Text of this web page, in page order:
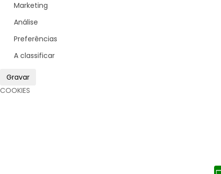
Marketing
Análise
Preferências
A classificar
Gravar
COOKIES